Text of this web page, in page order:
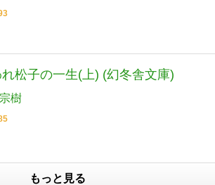
松子の一生(上) (幻冬舎文庫)
樹
もっと見る